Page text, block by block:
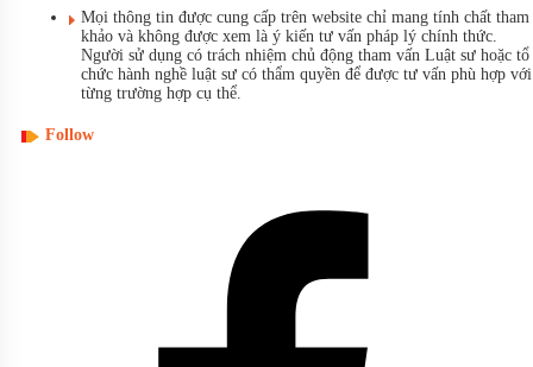
Mọi thông tin được cung cấp trên website chỉ mang tính chất tham
khảo và không được xem là ý kiến tư vấn pháp lý chính thức.
Người sử dụng có trách nhiệm chủ động tham vấn Luật sư hoặc tổ
chức hành nghề luật sư có thẩm quyền để được tư vấn phù hợp với
từng trường hợp cụ thể.
Follow